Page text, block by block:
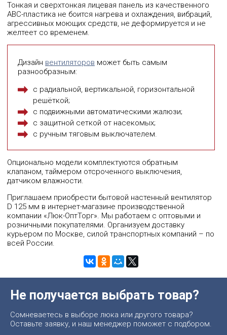
Тонкая и сверхтонкая лицевая панель из качественного
АВС-пластика не боится нагрева и охлаждения, вибраций,
агрессивных моющих средств, не деформируется и не
желтеет со временем.
Дизайн вентиляторов может быть самым
разнообразным:
с радиальной, вертикальной, горизонтальной
решёткой;
с подвижными автоматическими жалюзи;
с защитной сеткой от насекомых;
с ручным тяговым выключателем.
Опционально модели комплектуются обратным
клапаном, таймером отсроченного выключения,
датчиком влажности.
Приглашаем приобрести бытовой настенный вентилятор
D 125 мм в интернет-магазине производственной
компании «Люк-ОптТорг». Мы работаем с оптовыми и
розничными покупателями. Организуем доставку
курьером по Москве, силой транспортных компаний – по
всей России.
Не получается выбрать товар?
Сомневаетесь в выборе люка или другого товара?
Оставьте заявку, и наш менеджер поможет с подбором.